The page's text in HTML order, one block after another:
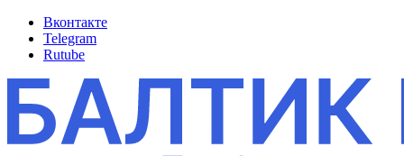
Вконтакте
Telegram
Rutube